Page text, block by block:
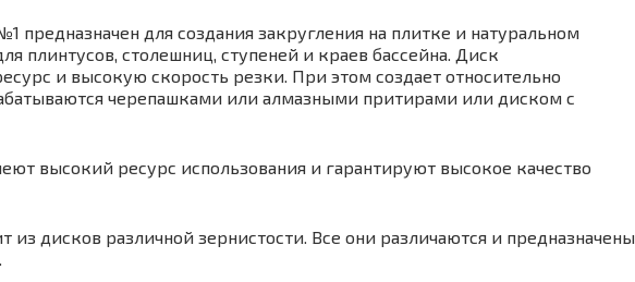
предназначен для создания закругления на плитке и натуральном
плинтусов, столешниц, ступеней и краев бассейна. Диск
и высокую скорость резки. При этом создает относительно
черепашками или алмазными притирами или диском с
высокий ресурс использования и гарантируют высокое качество
из дисков различной зернистости. Все они различаются и предназначены